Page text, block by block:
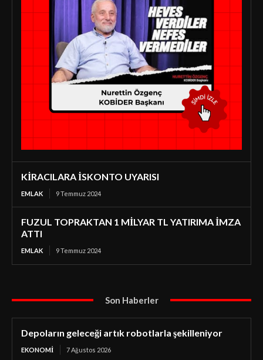
KİRACILARA İSKONTO UYARISI
EMLAK 9 Temmuz 2024
FUZUL TOPRAKTAN 1 MİLYAR TL YATIRIMA İMZA
ATTI
EMLAK 9 Temmuz 2024
Son Haberler
Depoların geleceği artık robotlarla şekilleniyor
EKONOMI 7 Ağustos 2026